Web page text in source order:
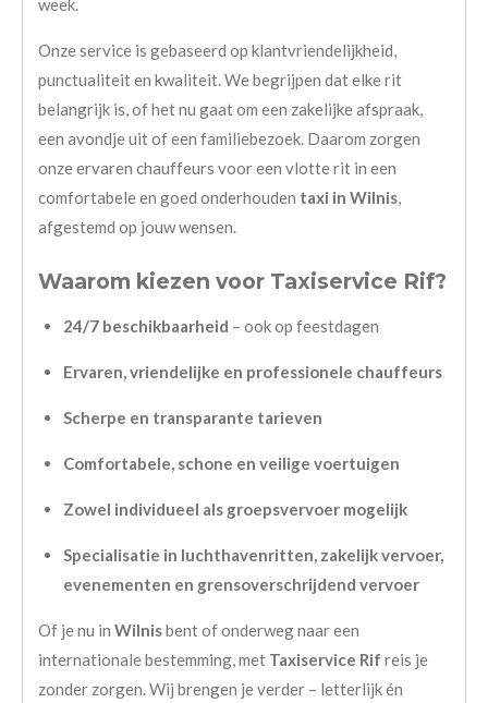
week.
Onze service is gebaseerd op klantvriendelijkheid,
punctualiteit en kwaliteit. We begrijpen dat elke rit
belangrijk is, of het nu gaat om een zakelijke afspraak,
een avondje uit of een familiebezoek. Daarom zorgen
onze ervaren chauffeurs voor een vlotte rit in een
comfortabele en goed onderhouden taxi in Wilnis,
afgestemd op jouw wensen.
Waarom kiezen voor Taxiservice Rif?
24/7 beschikbaarheid – ook op feestdagen
Ervaren, vriendelijke en professionele chauffeurs
Scherpe en transparante tarieven
Comfortabele, schone en veilige voertuigen
Zowel individueel als groepsvervoer mogelijk
Specialisatie in luchthavenritten, zakelijk vervoer,
evenementen en grensoverschrijdend vervoer
Of je nu in Wilnisbent of onderweg naar een
internationale bestemming, met Taxiservice Rif reis je
zonder zorgen. Wij brengen je verder – letterlijk én